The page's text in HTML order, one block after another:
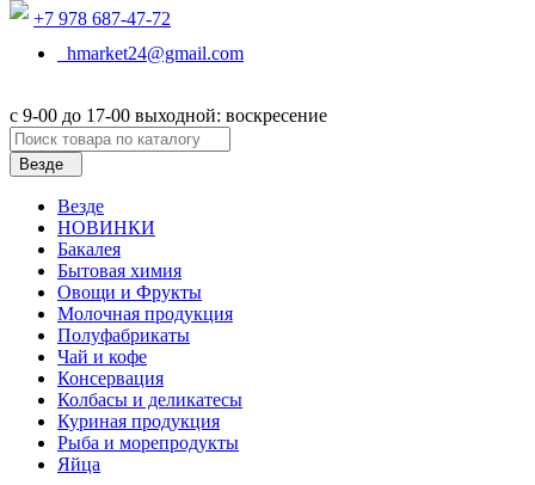
+7 978 687-47-72
hmarket24@gmail.com
с 9-00 до 17-00 выходной: воскресение
Везде
Везде
НОВИНКИ
Бакалея
Бытовая химия
Овощи и Фрукты
Молочная продукция
Полуфабрикаты
Чай и кофе
Консервация
Колбасы и деликатесы
Куриная продукция
Рыба и морепродукты
Яйца